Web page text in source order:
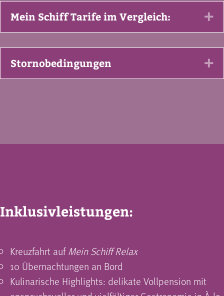
Mein Schiff Tarife im Vergleich:
Stornobedingungen
Inklusivleistungen:
Kreuzfahrt aufMein Schiff Relax
10 Übernachtungen an Bord
Kulinarische Highlights: delikate Vollpension mit